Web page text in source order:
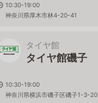
10:30-19:00
神奈川県厚木市林4-20-41
タイヤ館
タイヤ館磯子
10:30-19:00
神奈川県横浜市磯子区磯子1-3-20